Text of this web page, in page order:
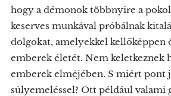
hogy a démonok többnyire a
keserves munkával próbálnak
dolgokat, amelyekkel kellőképpen
emberek életét. Nem keletkeznek
emberek elméjében. S miért pont
súlyemeléssel? Ott például valami